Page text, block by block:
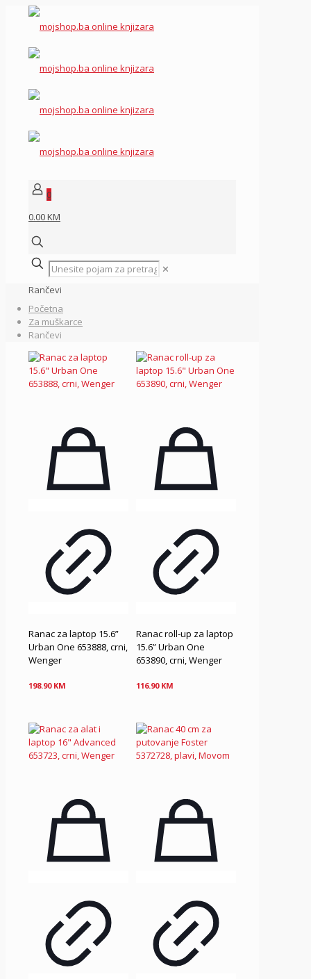
0
0.00 KM
✕
Rančevi
Početna
Za muškarce
Rančevi
Ranac za laptop 15.6”
Urban One 653888, crni,
Wenger
198.90 KM
Ranac roll-up za laptop
15.6” Urban One
653890, crni, Wenger
116.90 KM